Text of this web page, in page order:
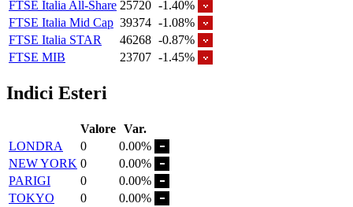
FTSE Italia All-Share 25720 -1.40%
FTSE Italia Mid Cap 39374 -1.08%
FTSE Italia STAR
46268 -0.87%
FTSE MIB
23707 -1.45%
Indici Esteri
Valore Var.
LONDRA
0
0.00%
NEW YORK 0
0.00%
PARIGI
0
0.00%
TOKYO
0
0.00%